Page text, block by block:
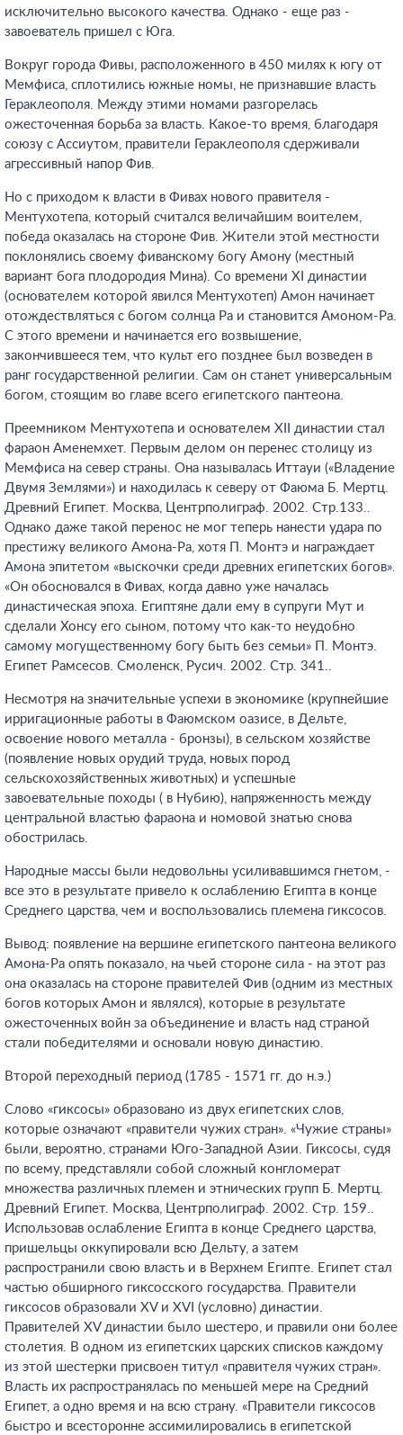
исключительно высокого качества. Однако - еще раз -
завоеватель пришел с Юга.
Вокруг города Фивы, расположенного в 450 милях к югу от
Мемфиса, сплотились южные номы, не признавшие власть
Гераклеополя. Между этими номами разгорелась
ожесточенная борьба за власть. Какое-то время, благодаря
союзу с Ассиутом, правители Гераклеополя сдерживали
агрессивный напор Фив.
Но с приходом к власти в Фивах нового правителя -
Ментухотепа, который считался величайшим воителем,
победа оказалась на стороне Фив. Жители этой местности
поклонялись своему фиванскому богу Амону (местный
вариант бога плодородия Мина). Со времени XI династии
(основателем которой явился Ментухотеп) Амон начинает
отождествляться с богом солнца Ра и становится Амоном-Ра.
С этого времени и начинается его возвышение,
закончившееся тем, что культ его позднее был возведен в
ранг государственной религии. Сам он станет универсальным
богом, стоящим во главе всего египетского пантеона.
Преемником Ментухотепа и основателем XII династии стал
фараон Аменемхет. Первым делом он перенес столицу из
Мемфиса на север страны. Она называлась Иттауи («Владение
Двумя Землями») и находилась к северу от Фаюма Б. Мертц.
Древний Египет. Москва, Центрполиграф. 2002. Стр.133..
Однако даже такой перенос не мог теперь нанести удара по
престижу великого Амона-Ра, хотя П. Монтэ и награждает
Амона эпитетом «выскочки среди древних египетских богов».
«Он обосновался в Фивах, когда давно уже началась
династическая эпоха. Египтяне дали ему в супруги Мут и
сделали Хонсу его сыном, потому что как-то неудобно
самому могущественному богу быть без семьи» П. Монтэ.
Египет Рамсесов. Смоленск, Русич. 2002. Стр. 341..
Несмотря на значительные успехи в экономике (крупнейшие
ирригационные работы в Фаюмском оазисе, в Дельте,
освоение нового металла - бронзы), в сельском хозяйстве
(появление новых орудий труда, новых пород
сельскохозяйственных животных) и успешные
завоевательные походы ( в Нубию), напряженность между
центральной властью фараона и номовой знатью снова
обострилась.
Народные массы были недовольны усиливавшимся гнетом, -
все это в результате привело к ослаблению Египта в конце
Среднего царства, чем и воспользовались племена гиксосов.
Вывод: появление на вершине египетского пантеона великого
Амона-Ра опять показало, на чьей стороне сила - на этот раз
она оказалась на стороне правителей Фив (одним из местных
богов которых Амон и являлся), которые в результате
ожесточенных войн за объединение и власть над страной
стали победителями и основали новую династию.
Второй переходный период (1785 - 1571 гг. до н.э.)
Слово «гиксосы» образовано из двух египетских слов,
которые означают «правители чужих стран». «Чужие страны»
были, вероятно, странами Юго-Западной Азии. Гиксосы, судя
по всему, представляли собой сложный конгломерат
множества различных племен и этнических групп Б. Мертц.
Древний Египет. Москва, Центрполиграф. 2002. Стр. 159..
Использовав ослабление Египта в конце Среднего царства,
пришельцы оккупировали всю Дельту, а затем
распространили свою власть и в Верхнем Египте. Египет стал
частью обширного гиксосского государства. Правители
гиксосов образовали XV и XVI (условно) династии.
Правителей XV династии было шестеро, и правили они более
столетия. В одном из египетских царских списков каждому
из этой шестерки присвоен титул «правителя чужих стран».
Власть их распространялась по меньшей мере на Средний
Египет, а одно время и на всю страну. «Правители гиксосов
быстро и всесторонне ассимилировались в египетской